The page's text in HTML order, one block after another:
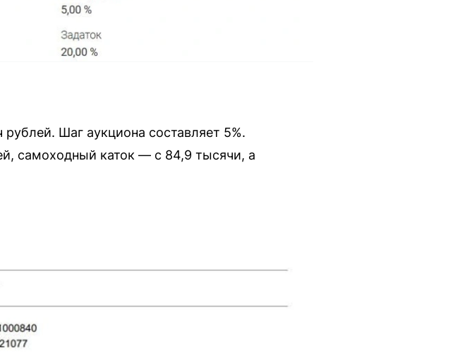
рублей. Шаг аукциона составляет 5%.
самоходный каток — с 84,9 тысячи, а